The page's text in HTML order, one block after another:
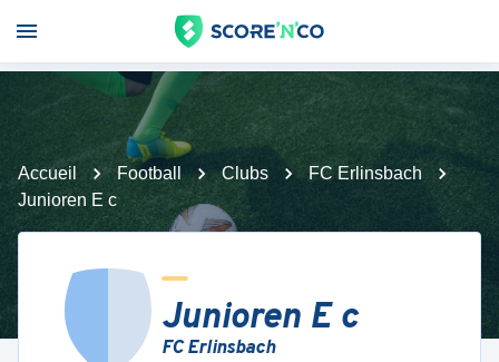
Accueil Football Clubs
FC Erlinsbach
Junioren E c
Junioren E c
FC Erlinsbach